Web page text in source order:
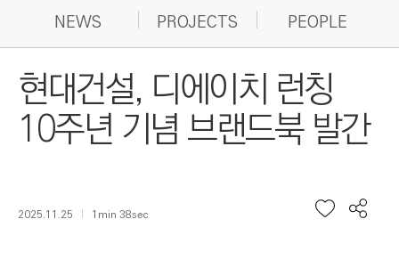
NEWS PROJECTS PEOPLE
현대건설, 디에이치 런칭
10주년 기념 브랜드북 발간
2025.11.25 1min 38sec